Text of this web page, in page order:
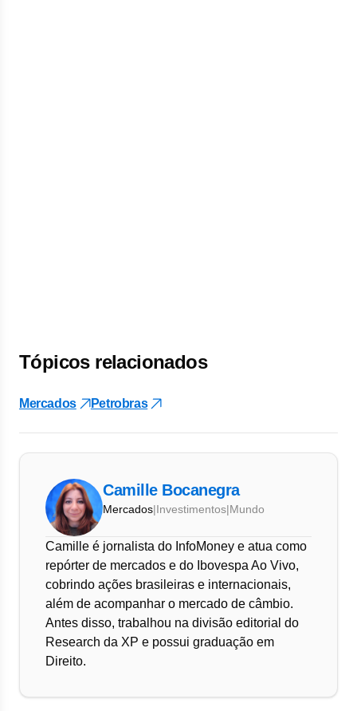
Tópicos relacionados
Mercados Petrobras
Camille Bocanegra
Mercados|Investimentos|Mundo
Camille é jornalista do InfoMoney e atua como
repórter de mercados e do Ibovespa Ao Vivo,
cobrindo ações brasileiras e internacionais,
além de acompanhar o mercado de câmbio.
Antes disso, trabalhou na divisão editorial do
Research da XP e possui graduação em
Direito.